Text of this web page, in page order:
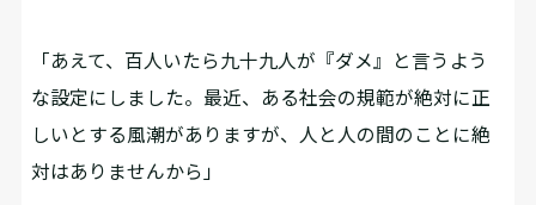
「あえて、百人いたら九十九人が『ダメ』と言うよう
な設定にしました。最近、ある社会の規範が絶対に正
しいとする風潮がありますが、人と人の間のことに絶
対はありませんから」